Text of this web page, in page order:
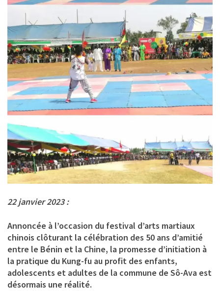
22 janvier 2023 :
Annoncée à l’occasion du festival d’arts martiaux
chinois clôturant la célébration des 50 ans d’amitié
entre le Bénin et la Chine, la promesse d’initiation à
la pratique du Kung-fu au profit des enfants,
adolescents et adultes de la commune de Sô-Ava est
désormais une réalité.